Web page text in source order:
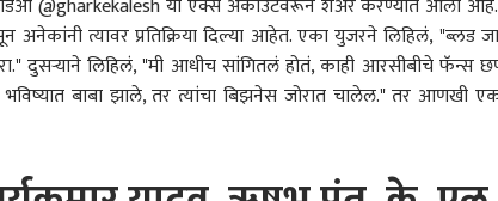
@gharkekalesh या एक्स अकाउंटवरून शेअर करण्यात आला
अनेकांनी त्यावर प्रतिक्रिया दिल्या आहेत. एका युजरने लिहिलं, "ब्लड
दुसऱ्याने लिहिलं, "मी आधीच सांगितलं होतं, काही आरसीबीचे फॅन्स
बाबा झाले, तर त्यांचा बिझनेस जोरात चालेल." तर आणखी
पद्धत?
आठ तास
अटेंडन्स
राज
अपघात, कार टेम्पोला
धडकली, एकाचा मृत्यू, पाहा
भयंकर VIDEO
प्रत्येकाला फक्त आपापल्या
कमिशनशी देणंघेणं; राज
ठाकरेंची टीका
शिवाजी
क्राईम
वर्षांच्या चिमुकलीवर
क्राईम
केलं, पोलिसांना खोलीत